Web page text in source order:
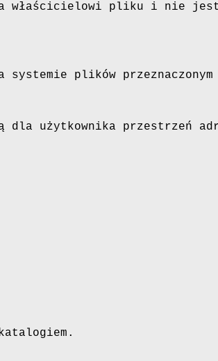
właścicielowi pliku i nie
plików
dla użytkownika przestrzeń